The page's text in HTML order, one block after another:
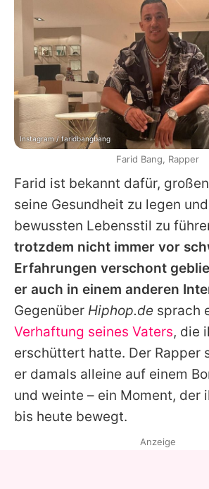
Farid ist bekannt dafür,
seine Gesundheit zu legen
bewussten Lebensstil zu
trotzdem nicht immer vor
Erfahrungen verschont
er auch in einem anderen
Gegenüber Hiphop.de sprach
Verhaftung seines Vaters, die
erschüttert hatte. Der Rapper
er damals alleine auf einem
und weinte – ein Moment, der
bis heute bewegt.
Instagram / faridbangbang
Farid Bang, Rapper
Anzeige